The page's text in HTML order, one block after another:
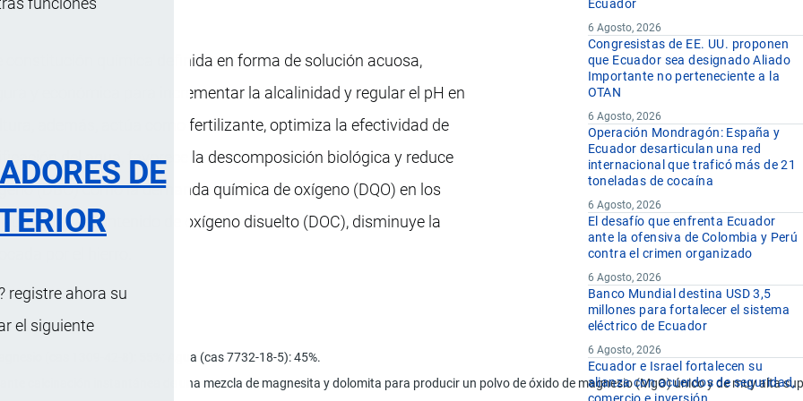
DE
registre ahora su
el siguiente
constitución química definida en forma de solución acuosa,
y económica para incrementar la alcalinidad y regular el pH en
además, actúa como fertilizante, optimiza la efectividad de
del agua, favorece la descomposición biológica y reduce
(DBO) como la demanda química de oxígeno (DQO) en los
el contenido de oxígeno disuelto (DOC), disminuye la
(cas 1309-42-8): 55%; Agua (cas 7732-18-5): 45%.
calcinación instantánea de una mezcla de magnesita y dolomita para producir un polvo de óxido de magnesio (MgO) único y de muy
Ecuador
6 Agosto, 2026
Congresistas de EE. UU. proponen
que Ecuador sea designado Aliado
Importante no perteneciente a la
OTAN
6 Agosto, 2026
Operación Mondragón: España y
Ecuador desarticulan una red
internacional que traficó más de 21
toneladas de cocaína
6 Agosto, 2026
El desafío que enfrenta Ecuador
ante la ofensiva de Colombia y Perú
contra el crimen organizado
6 Agosto, 2026
Banco Mundial destina USD 3,5
millones para fortalecer el sistema
eléctrico de Ecuador
6 Agosto, 2026
Ecuador e Israel fortalecen su
alianza con acuerdos de seguridad,